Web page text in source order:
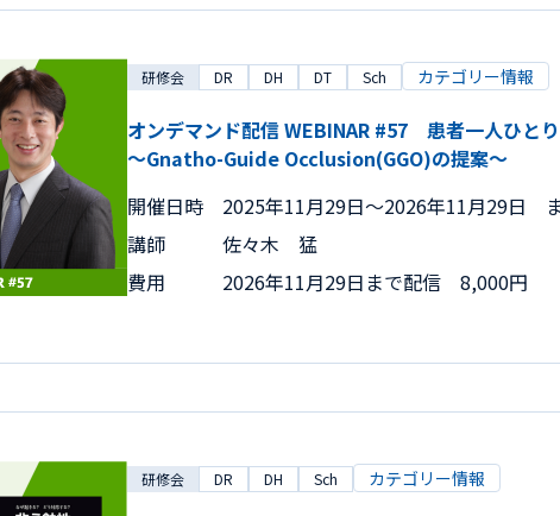
研修会 DR DH DT Sch カテゴリー情報
オンデマンド配信 WEBINAR #57 患者一人ひと
～Gnatho-Guide Occlusion(GGO)の提案～
開催日時
2025年11月29日〜2026年11月29日
講師
佐々木 猛
費用
2026年11月29日まで配信 8,000円
研修会 DR DH Sch カテゴリー情報